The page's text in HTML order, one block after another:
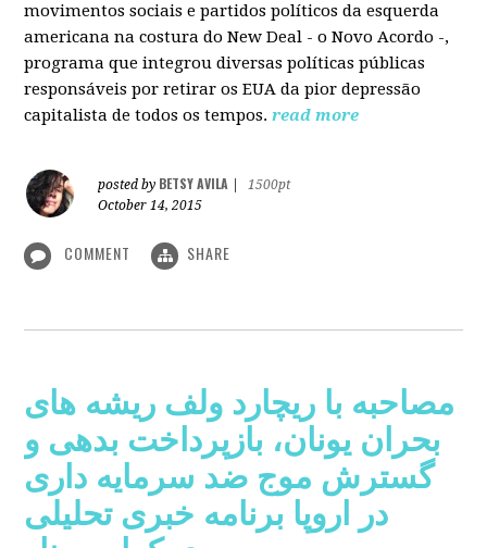
movimentos sociais e partidos políticos da esquerda
americana na costura do New Deal - o Novo Acordo -,
programa que integrou diversas políticas públicas
responsáveis por retirar os EUA da pior depressão
capitalista de todos os tempos. read more
posted by BETSY AVILA
1500pt
October 14, 2015
COMMENT SHARE
مصاحبه با ریچارد ولف ریشه های
بحران یونان، بازپرداخت بدهی و
گسترش موج ضد سرمایه داری
در اروپا برنامه خبری تحلیلی